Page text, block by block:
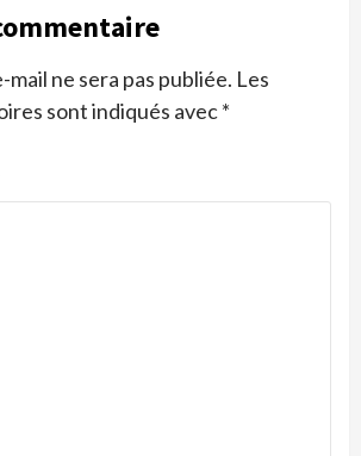
ne sera pas publiée. Les
sont indiqués avec*